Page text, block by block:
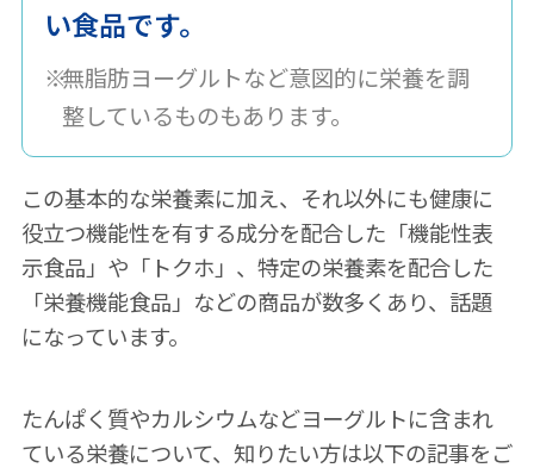
い食品です。
無脂肪ヨーグルトなど意図的に栄養を調
整しているものもあります。
この基本的な栄養素に加え、それ以外にも健康に
役立つ機能性を有する成分を配合した「機能性表
示食品」や「トクホ」、特定の栄養素を配合した
「栄養機能食品」などの商品が数多くあり、話題
になっています。
たんぱく質やカルシウムなどヨーグルトに含まれ
ている栄養について、知りたい方は以下の記事をご